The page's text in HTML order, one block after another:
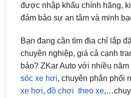
được nhập khẩu chính hãng,
đảm bảo sự an tâm và minh
Bạn đang cần tìm địa chỉ lắp
chuyên nghiệp, giá cả cạnh
bảo? ZKar Auto với nhiều
sóc xe hơi, chuyên phân phối
xe hơi, đồ chơi theo xe